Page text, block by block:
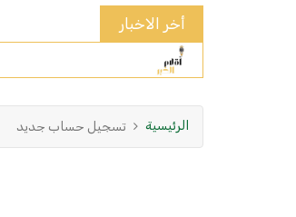
أخر الاخبار
الرئيسية تسجيل حساب جديد